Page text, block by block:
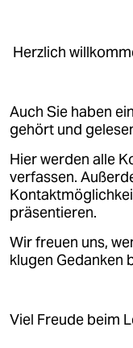
Herzlich
Auch Sie haben
gehört und
Hier werden alle
verfassen.
präsentieren.
Wir freuen uns,
klugen Gedanken
Viel Freude beim